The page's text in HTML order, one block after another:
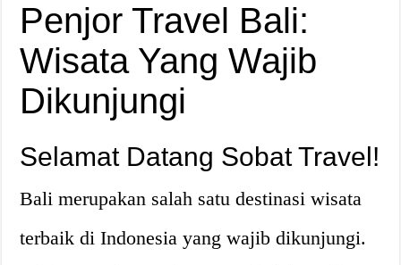
Penjor Travel Bali:
Wisata Yang Wajib
Dikunjungi
Selamat Datang Sobat Travel!
Bali merupakan salah satu destinasi wisata
terbaik di Indonesia yang wajib dikunjungi.